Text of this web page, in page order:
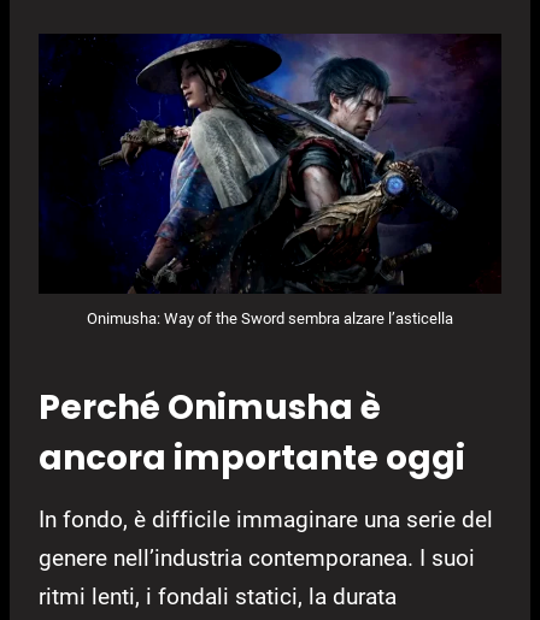
Onimusha: Way of the Sword sembra alzare l’asticella
Perché Onimusha è
ancora importante oggi
In fondo, è difficile immaginare una serie del
genere nell’industria contemporanea. I suoi
ritmi lenti, i fondali statici, la durata